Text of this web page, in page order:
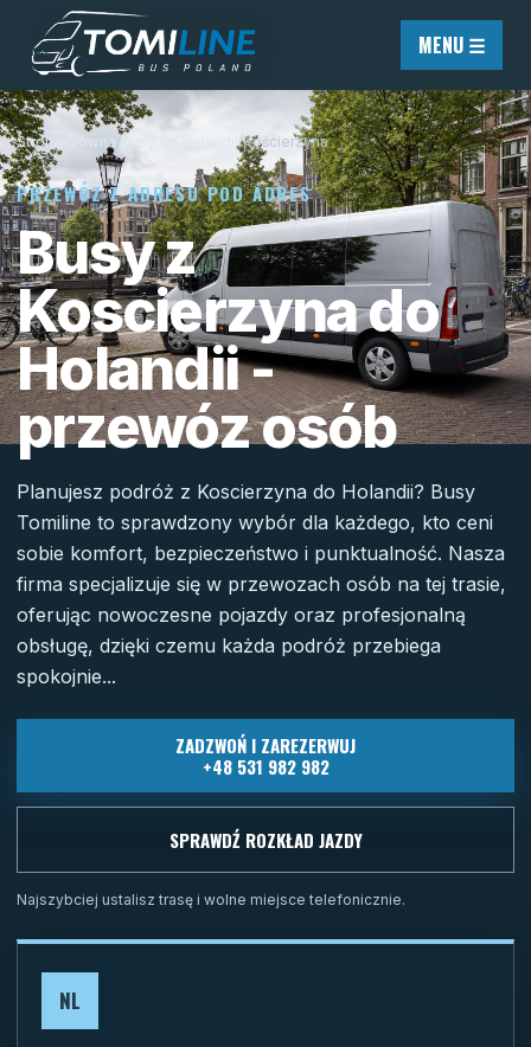
Przejdź do treści
MENU ☰
Strona główna / Busy do Holandii/Kościerzyna
PRZEWÓZ Z ADRESU POD ADRES
Busy z
Koscierzyna do
Holandii -
przewóz osób
Planujesz podróż z Koscierzyna do Holandii? Busy
Tomiline to sprawdzony wybór dla każdego, kto ceni
sobie komfort, bezpieczeństwo i punktualność. Nasza
firma specjalizuje się w przewozach osób na tej trasie,
oferując nowoczesne pojazdy oraz profesjonalną
obsługę, dzięki czemu każda podróż przebiega
spokojnie...
ZADZWOŃ I ZAREZERWUJ
+48 531 982 982
SPRAWDŹ ROZKŁAD JAZDY
Najszybciej ustalisz trasę i wolne miejsce telefonicznie.
NL